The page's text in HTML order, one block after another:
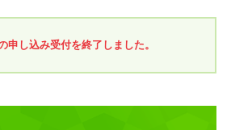
申し込み受付を終了しました。